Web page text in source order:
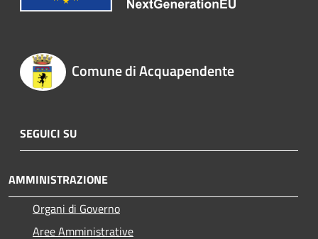
Comune di Acquapendente
SEGUICI SU
AMMINISTRAZIONE
Organi di Governo
Aree Amministrative